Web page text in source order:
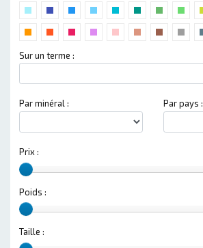
Sur un terme :
Par minéral : Par pays :
Prix :
Poids :
Taille :